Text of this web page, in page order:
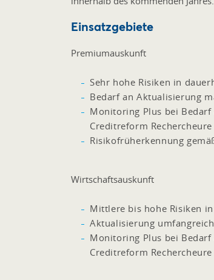
Einsatzgebiete
Premiumauskunft
Sehr hohe Risiken in
Bedarf an Aktualisierung
Monitoring Plus bei
Creditreform Rechercheure
Risikofrüherkennung
Wirtschaftsauskunft
Mittlere bis hohe Risiken
Aktualisierung
Monitoring Plus bei
Creditreform Rechercheure